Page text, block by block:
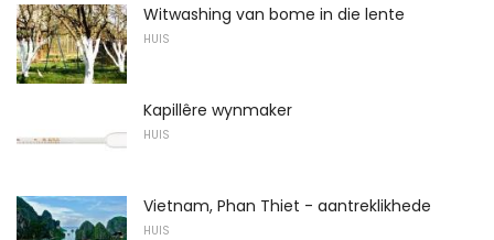
Witwashing van bome in die lente
HUIS
Kapillêre wynmaker
HUIS
Vietnam, Phan Thiet - aantreklikhede
HUIS